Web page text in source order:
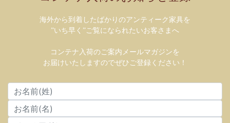
海外から到着したばかりのアンティーク家具を
”いち早く”ご覧になられたいお客さまへ
コンテナ入荷のご案内メールマガジンを
お届けいたしますのでぜひご登録ください！